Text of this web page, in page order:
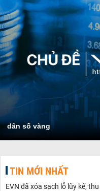
dân số vàng
TIN MỚI NHẤT
EVN đã xóa sạch lỗ lũy kế,